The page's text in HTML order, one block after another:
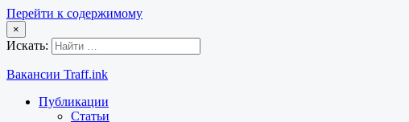
Перейти к содержимому
×
Искать:
Вакансии Traff.ink
Публикации
Статьи